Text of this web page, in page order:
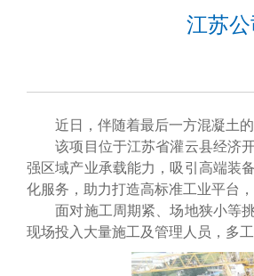
江苏
近日，伴随着最后一方混凝土的
该项目位于江苏省灌云县经济开
强区域产业承载能力，吸引高端装
化服务，助力打造高标准工业平台
面对施工周期紧、场地狭小等挑
现场投入大量施工及管理人员，多